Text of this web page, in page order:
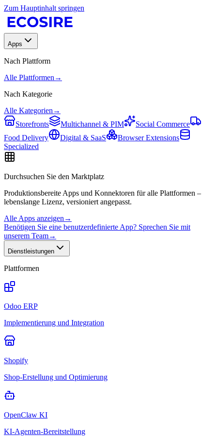
Zum Hauptinhalt springen
Apps
Nach Plattform
Alle Plattformen →
Nach Kategorie
Alle Kategorien →
Storefronts
Multichannel & PIM
Social Commerce
Food Delivery
Digital & SaaS
Browser Extensions
Specialized
Durchsuchen Sie den Marktplatz
Produktionsbereite Apps und Konnektoren für alle Plattformen –
lebenslange Lizenz, versioniert angepasst.
Alle Apps anzeigen →
Benötigen Sie eine benutzerdefinierte App? Sprechen Sie mit
unserem Team→
Dienstleistungen
Plattformen
Odoo ERP
Implementierung und Integration
Shopify
Shop-Erstellung und Optimierung
OpenClaw KI
KI-Agenten-Bereitstellung